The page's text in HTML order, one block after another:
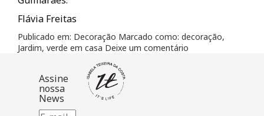
Flávia Freitas
Publicado em: Decoração Marcado como: decoração,
Jardim, verde em casa Deixe um comentário
Assine
nossa
News